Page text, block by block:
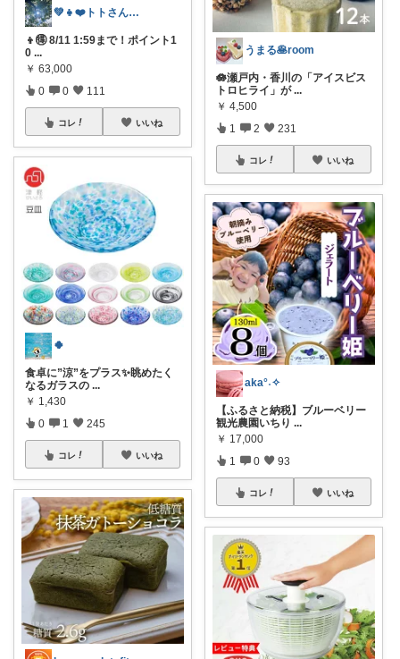
💚👧❤️トトさん 8月🥵
👦🉐 8/11 1:59まで！ポイント1
0 ...
￥ 63,000
0 0 111
コレ いいね
🍀
食卓に”涼”をプラス✨眺めたく
なるガラスの ...
￥ 1,430
0 1 245
コレ いいね
うまる🥞room
🪷瀬戸内・香川の「アイスビス
トロヒライ」が ...
￥ 4,500
1 2 231
コレ いいね
aka°˖✧
【ふるさと納税】ブルーベリー
観光農園いちり ...
￥ 17,000
1 0 93
コレ いいね